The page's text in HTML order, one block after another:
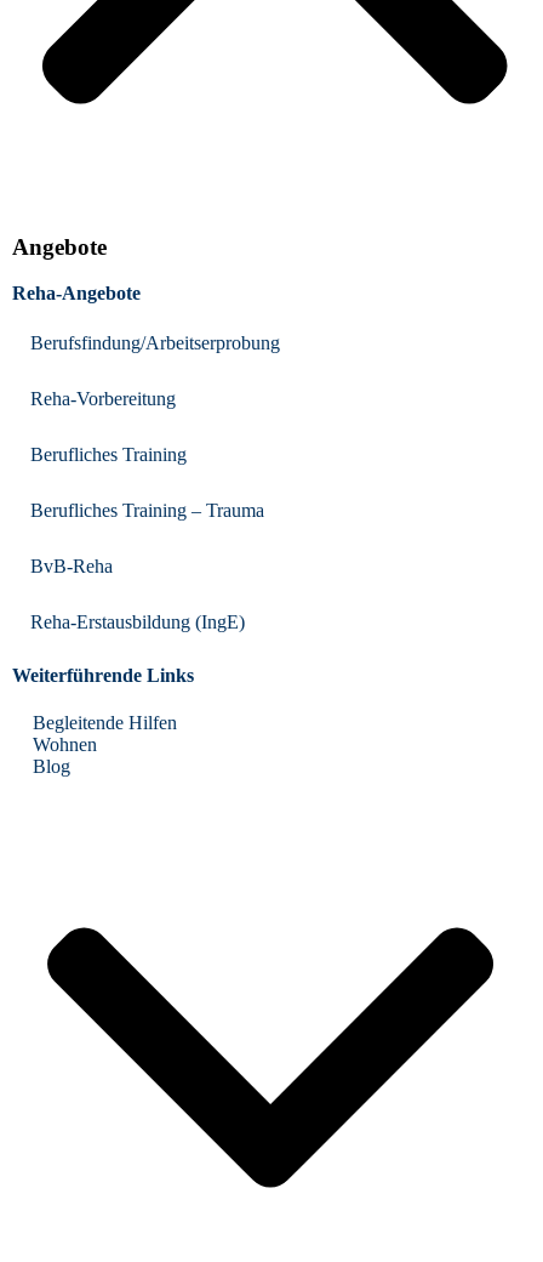
Angebote
Reha-Angebote
Berufsfindung/Arbeitserprobung
Reha-Vorbereitung
Berufliches Training
Berufliches Training – Trauma
BvB-Reha
Reha-Erstausbildung (IngE)
Weiterführende Links
Begleitende Hilfen
Wohnen
Blog